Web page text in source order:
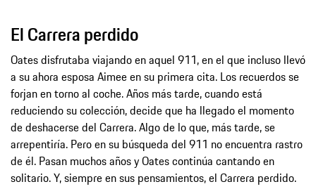
El Carrera perdido
Oates disfrutaba viajando en aquel 911, en el que incluso llevó
a su ahora esposa Aimee en su primera cita. Los recuerdos se
forjan en torno al coche. Años más tarde, cuando está
reduciendo su colección, decide que ha llegado el momento
de deshacerse del Carrera. Algo de lo que, más tarde, se
arrepentiría. Pero en su búsqueda del 911 no encuentra rastro
de él. Pasan muchos años y Oates continúa cantando en
solitario. Y, siempre en sus pensamientos, el Carrera perdido.